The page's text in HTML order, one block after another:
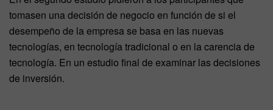
tomasen una decisión de negocio en función de si el
desempeño de la empresa se basa en las nuevas
tecnologías, en tecnología tradicional o en la carencia de
tecnología. En un estudio final de examinar las decisiones
de inversión.